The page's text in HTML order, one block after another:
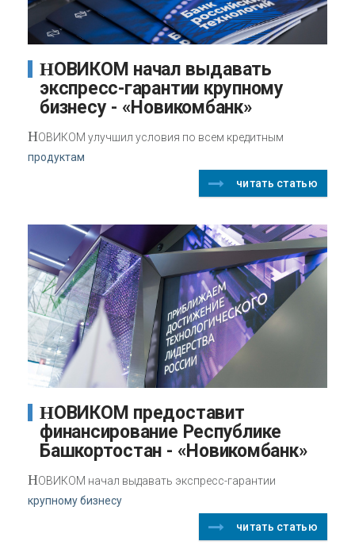
НОВИКОМ начал выдавать
экспресс-гарантии крупному
бизнесу - «Новикомбанк»
НОВИКОМ улучшил условия по всем кредитным
продуктам
читать статью
НОВИКОМ предоставит
финансирование Республике
Башкортостан - «Новикомбанк»
НОВИКОМ начал выдавать экспресс-гарантии
крупному бизнесу
читать статью